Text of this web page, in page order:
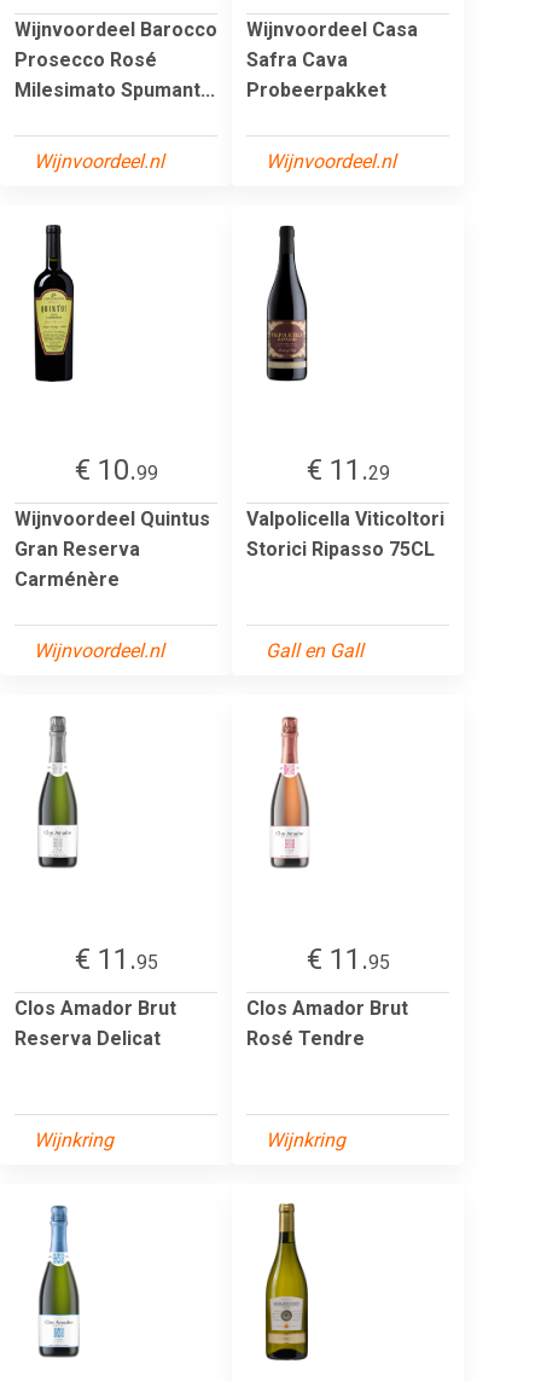
Wijnvoordeel Barocco
Prosecco Rosé
Milesimato Spumant...
Wijnvoordeel.nl
Wijnvoordeel Casa
Safra Cava
Probeerpakket
Wijnvoordeel.nl
€ 10.99
Wijnvoordeel Quintus
Gran Reserva
Carménère
Wijnvoordeel.nl
€ 11.29
Valpolicella Viticoltori
Storici Ripasso 75CL
Gall en Gall
€ 11.95
Clos Amador Brut
Reserva Delicat
Wijnkring
€ 11.95
Clos Amador Brut
Rosé Tendre
Wijnkring